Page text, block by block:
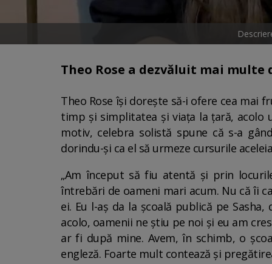
Theo Rose a dezvăluit mai
Theo Rose își dorește să-i ofere cea mai
timp și simplitatea și viața la țară, acolo
motiv, celebra solistă spune că s-a
dorindu-și ca el să urmeze cursurile
„Am început să fiu atentă și prin
întrebări de oameni mari acum. Nu că îi
ei. Eu l-aș da la școală publică pe
acolo, oamenii ne știu pe noi și eu am
ar fi după mine. Avem, în schimb, o
engleză. Foarte mult contează și